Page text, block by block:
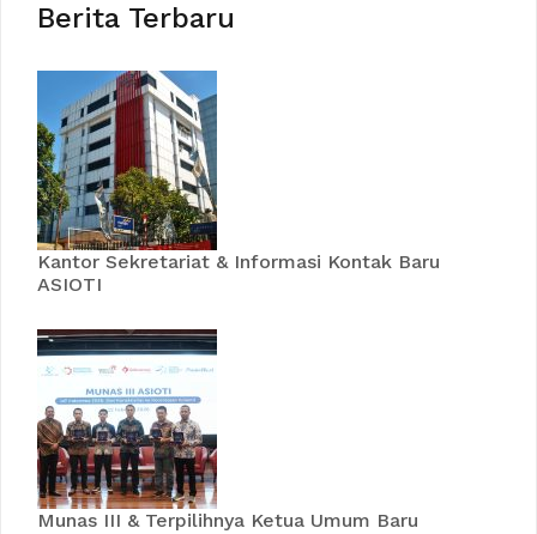
Berita Terbaru
Kantor Sekretariat & Informasi Kontak Baru
ASIOTI
Munas III & Terpilihnya Ketua Umum Baru